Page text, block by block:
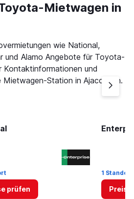
Mietwagen in
wie National,
und Alamo Angebote für Toyota-
Kontaktinformationen und
Mietwagen-Station in Ajaccio an.
prüfen
1 Standort
Preise